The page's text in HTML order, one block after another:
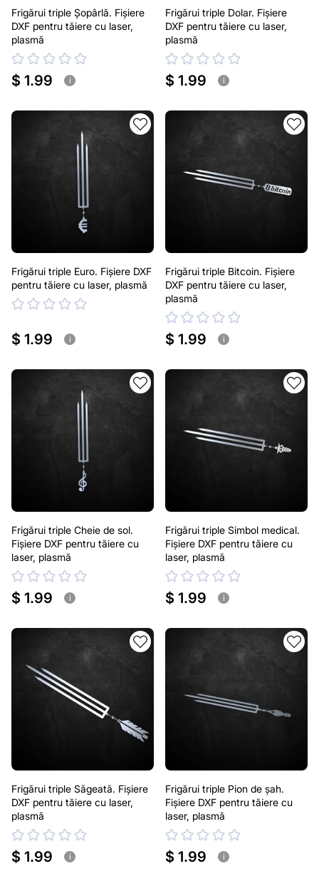
Frigărui triple Șopârlă. Fișiere
DXF pentru tăiere cu laser,
plasmă
$ 1.99 i
Frigărui triple Dolar. Fișiere
DXF pentru tăiere cu laser,
plasmă
$ 1.99 i
Frigărui triple Euro. Fișiere DXF
pentru tăiere cu laser, plasmă
$ 1.99 i
Frigărui triple Bitcoin. Fișiere
DXF pentru tăiere cu laser,
plasmă
$ 1.99 i
Frigărui triple Cheie de sol.
Fișiere DXF pentru tăiere cu
laser, plasmă
$ 1.99 i
Frigărui triple Simbol medical.
Fișiere DXF pentru tăiere cu
laser, plasmă
$ 1.99 i
Frigărui triple Săgeată. Fișiere
DXF pentru tăiere cu laser,
plasmă
$ 1.99 i
Frigărui triple Pion de șah.
Fișiere DXF pentru tăiere cu
laser, plasmă
$ 1.99 i